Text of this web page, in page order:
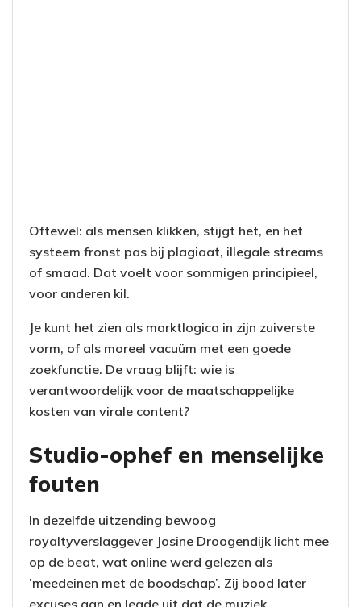
Oftewel: als mensen klikken, stijgt het, en het
systeem fronst pas bij plagiaat, illegale streams
of smaad. Dat voelt voor sommigen principieel,
voor anderen kil.
Je kunt het zien als marktlogica in zijn zuiverste
vorm, of als moreel vacuüm met een goede
zoekfunctie. De vraag blijft: wie is
verantwoordelijk voor de maatschappelijke
kosten van virale content?
Studio-ophef en menselijke
fouten
In dezelfde uitzending bewoog
royaltyverslaggever Josine Droogendijk licht mee
op de beat, wat online werd gelezen als
’meedeinen met de boodschap’. Zij bood later
excuses aan en legde uit dat de muziek